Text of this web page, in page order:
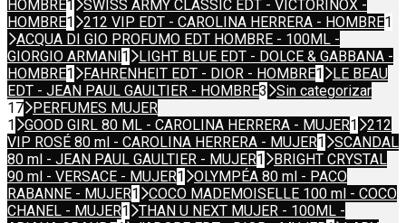
HOMBRE1
SWISS ARMY CLASSIC EDT - VICTORINOX -
HOMBRE1 212 VIP EDT - CAROLINA HERRERA - HOMBRE1
ACQUA DI GIO PROFUMO EDT HOMBRE - 100ML -
GIORGIO ARMANI 1
LIGHT BLUE EDT - DOLCE & GABBANA -
HOMBRE1 FAHRENHEIT EDT - DIOR - HOMBRE1
LE BEAU
EDT - JEAN PAUL GAULTIER - HOMBRE3
Sin categorizar
17
PERFUMES MUJER
1
GOOD GIRL 80 ML - CAROLINA HERRERA - MUJER1
212
VIP ROSÉ 80 ml - CAROLINA HERRERA - MUJER1
SCANDAL
80 ml - JEAN PAUL GAULTIER - MUJER1
BRIGHT CRYSTAL
90 ml - VERSACE - MUJER1
OLYMPÉA 80 ml - PACO
RABANNE - MUJER1
COCO MADEMOISELLE 100 ml - COCO
CHANEL - MUJER1
THAN U NEXT MUJER - 100ML -